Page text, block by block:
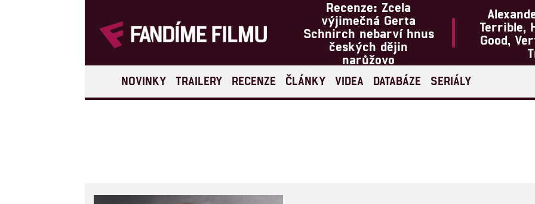
Recenze: Zcela
výjimečná Gerta
Schnirch nebarví hnus
českých dějin
narůžovo
Terrible,
Good,
NOVINKY TRAILERY RECENZE ČLÁNKY VIDEA DATABÁZE SERIÁLY